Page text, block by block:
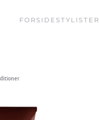
FORSIDE STYLISTER